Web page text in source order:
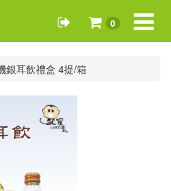
Toggle
0
銀耳飲禮盒 4提/箱